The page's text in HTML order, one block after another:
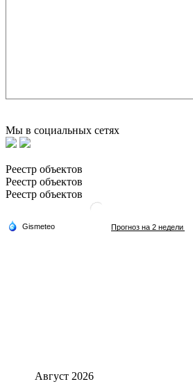
Мы в социальных сетях
Реестр объектов
Реестр объектов
Реестр объектов
Август 2026